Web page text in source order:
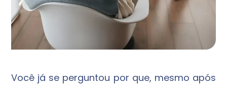
Você já se perguntou por que, mesmo após